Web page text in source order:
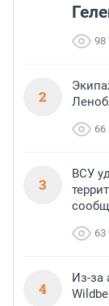
98
2
66
3
ВСУ
63
4
Из-за